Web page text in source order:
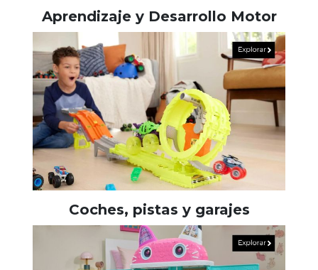
Aprendizaje y Desarrollo Motor
Coches, pistas y garajes